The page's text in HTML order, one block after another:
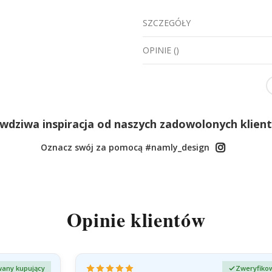
SZCZEGÓŁY
OPINIE ()
inspiracja od naszych zadowolonych
Oznacz swój za pomocą #namly_design
Opinie klientów
kupujący